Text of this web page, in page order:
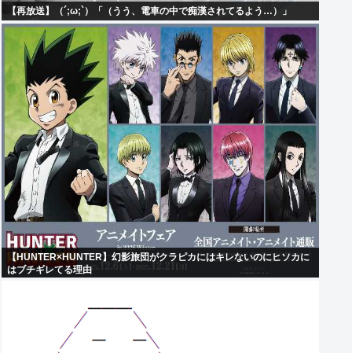
【再放送】（´;ω;`）「（うう、電車の中で痴漢されてるよう…）」
【HUNTER×HUNTER】幻影旅団がクラピカにはキレないのにヒソカに
はブチギレてる理由